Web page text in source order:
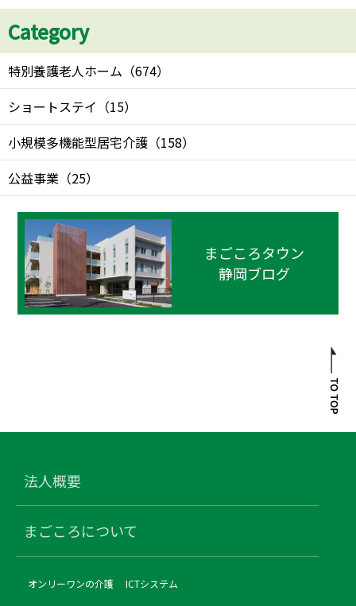
Category
特別養護老人ホーム （674）
ショートステイ （15）
小規模多機能型居宅介護 （158）
公益事業 （25）
まごころタウン
静岡ブログ
法人概要
まごころについて
オンリーワンの介護 ICTシステム